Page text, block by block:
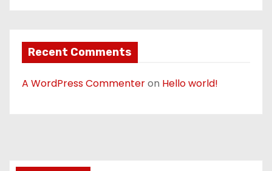
Recent Comments
A WordPress Commenteron Hello world!